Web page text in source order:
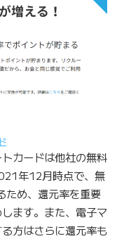
カードは他社の無料
年12月時点で、無
ため、還元率を重要
ます。また、電子マ
方はさらに還元率も